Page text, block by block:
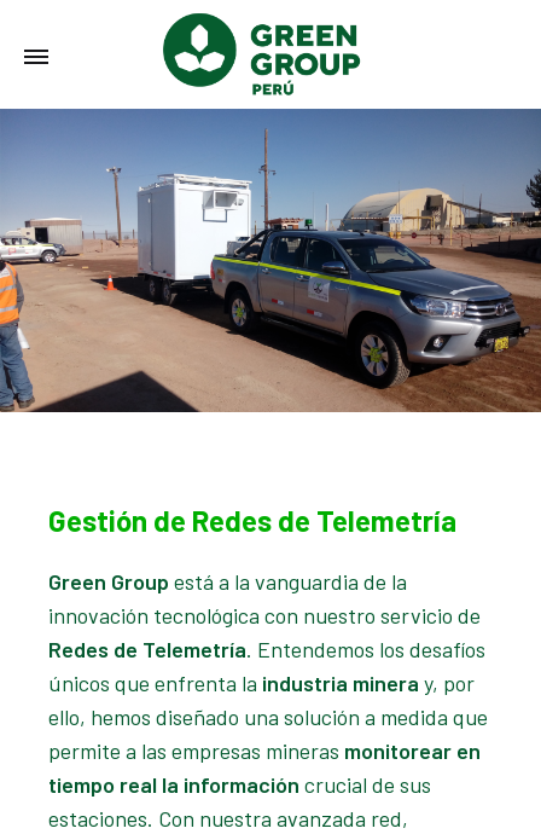
Gestión de Redes de Telemetría
Green Group está a la vanguardia de la
innovación tecnológica con nuestro servicio de
Redes de Telemetría. Entendemos los desafíos
únicos que enfrenta la industria minera y, por
ello, hemos diseñado una solución a medida que
permite a las empresas mineras monitorear en
tiempo real la información crucial de sus
estaciones. Con nuestra avanzada red,